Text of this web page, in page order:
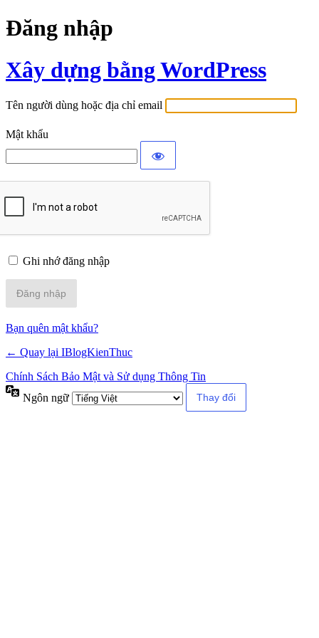
Đăng nhập
Xây dựng bằng WordPress
Tên người dùng hoặc địa chỉ email
Mật khẩu
Ghi nhớ đăng nhập
Alternative:
Bạn quên mật khẩu?
← Quay lại IBlogKienThuc
Chính Sách Bảo Mật và Sử dụng Thông Tin
Ngôn ngữ